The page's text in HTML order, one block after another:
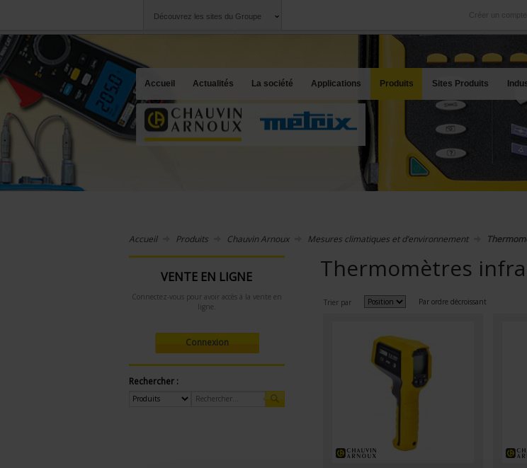
Découvrez les sites du Groupe Créer un compte
International
Nos filiales à l'étranger
Nos
Accueil Actualités La société Applications Produits Sites Produits
Accueil Produits Chauvin Arnoux Mesures climatiques et d’environnement
VENTE EN LIGNE
Connectez-vous pour avoir accès à la vente en
ligne.
Connexion
Rechercher :
Thermomètres
Trier par Par ordre décroissant